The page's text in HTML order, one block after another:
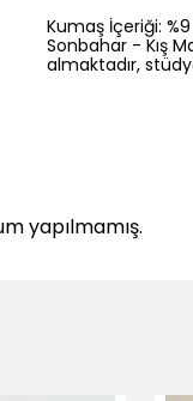
Kumaş İçeriği:
Sonbahar - Kış
almaktadır,
yapılmamış.